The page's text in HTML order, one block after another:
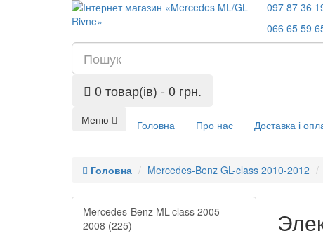
097 87 36
066 65 59
0 товар(ів) - 0 грн.
Меню Головна Про нас Доставка і
Головна Mercedes-Benz GL-class 2010-2012
Mercedes-Benz ML-class 2005-
2008 (225)